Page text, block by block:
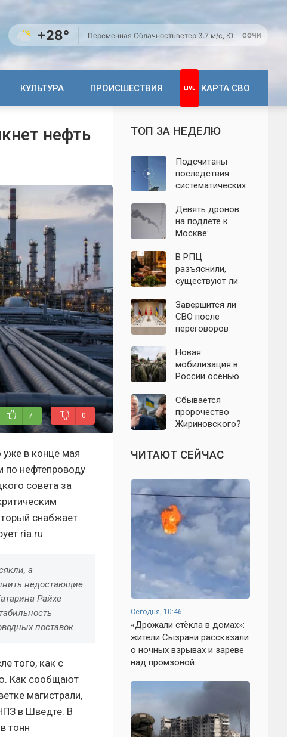
+28° Переменная Облачностьветер 3.7 м/с, Ю СОЧИ
КУЛЬТУРА ПРОИСШЕСТВИЯ КАРТА СВО
нефть
7 0
уже в конце мая
по нефтепроводу
совета за
снабжает
ria.ru.
а
недостающие
Райхе
поставок.
того, как с
Как сообщают
магистрали,
в Шведте. В
тонн
ТОП ЗА НЕДЕЛЮ
Подсчитаны
последствия
систематических
Ленинградскую
область: что
известно к 7
Девять дронов
на подлёте к
Москве:
ночной атаки
БПЛА 8 августа
В РПЦ
разъяснили,
существуют ли
которые
православным
нельзя есть даже
Завершится ли
СВО после
переговоров
Украины: что
известно к 8
августа 2026 года
Новая
мобилизация в
России осенью
известно на 8
августа
Сбывается
пророчество
Жириновского?
Зеленский вновь
отказался от
ЧИТАЮТ СЕЙЧАС
Сегодня, 10:46
«Дрожали стёкла в домах»:
жители Сызрани рассказали
о ночных взрывах и зареве
над промзоной.